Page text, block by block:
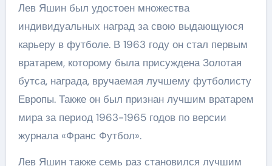
Лев Яшин был удостоен множества
индивидуальных наград за свою выдающуюся
карьеру в футболе. В 1963 году он стал первым
вратарем, которому была присуждена Золотая
бутса, награда, вручаемая лучшему футболисту
Европы. Также он был признан лучшим вратарем
мира за период 1963-1965 годов по версии
журнала «Франс Футбол».
Лев Яшин также семь раз становился лучшим